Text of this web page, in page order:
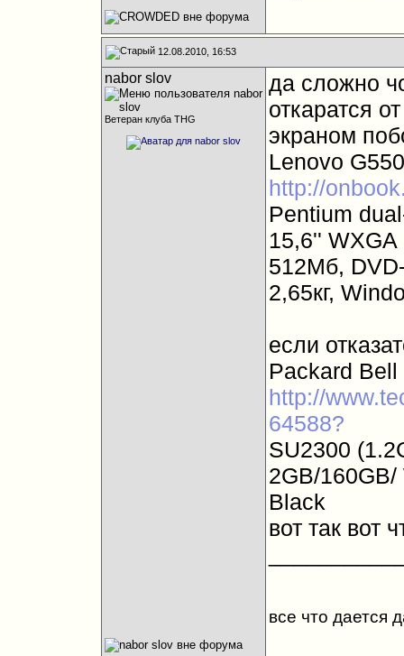
12.08.2010, 16:53
nabor slov
Ветеран клуба THG
да сложно
откаратся
экраном
Lenovo
http://
Pentium
15,6''
512Мб,
2,65кг,
если
Packard
http://
64588?
SU2300
2GB/
Black
вот так вот
все что дается